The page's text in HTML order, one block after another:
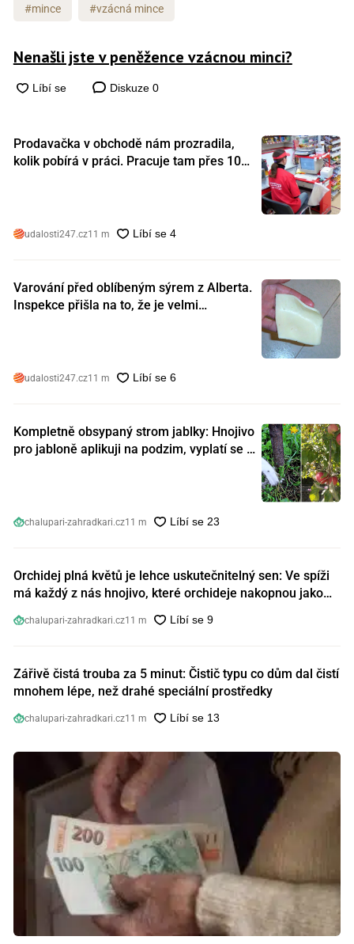
#mince #vzácná mince
Nenašli jste v peněžence vzácnou minci?
Diskuze 0
Prodavačka v obchodě nám prozradila,
kolik pobírá v práci. Pracuje tam přes 10
udalosti247.cz11 m
Varování před oblíbeným sýrem z Alberta.
Inspekce přišla na to, že je velmi
udalosti247.cz11 m
Kompletně obsypaný strom jablky: Hnojivo
pro jabloně aplikuji na podzim, vyplatí se s
chalupari-zahradkari.cz11 m
Orchidej plná květů je lehce uskutečnitelný sen: Ve spíži
má každý z nás hnojivo, které orchideje nakopnou jako
chalupari-zahradkari.cz11 m
Zářivě čistá trouba za 5 minut: Čistič typu co dům dal čistí
mnohem lépe, než drahé speciální prostředky
chalupari-zahradkari.cz11 m